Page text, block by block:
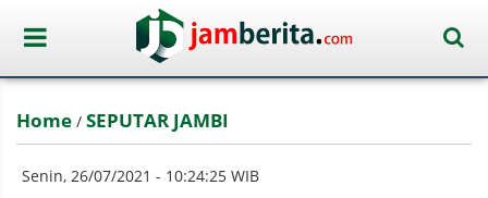
Home / SEPUTAR JAMBI
Senin, 26/07/2021 - 10:24:25 WIB